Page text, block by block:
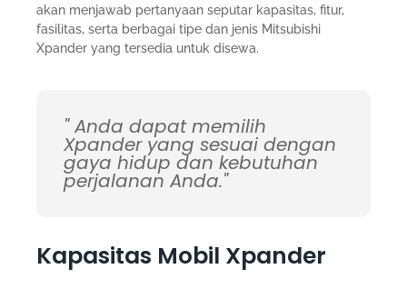
akan menjawab pertanyaan seputar kapasitas, fitur,
fasilitas, serta berbagai tipe dan jenis Mitsubishi
Xpander yang tersedia untuk disewa.
" Anda dapat memilih
Xpander yang sesuai dengan
gaya hidup dan kebutuhan
perjalanan Anda."
Kapasitas Mobil Xpander